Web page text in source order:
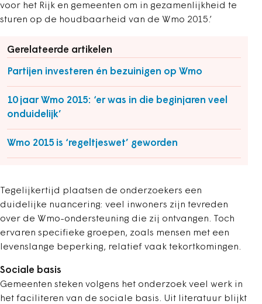
voor het Rijk en gemeenten om in gezamenlijkheid te
sturen op de houdbaarheid van de Wmo 2015.’
Gerelateerde artikelen
Partijen investeren én bezuinigen op Wmo
10 jaar Wmo 2015: ‘er was in die beginjaren veel
onduidelijk’
Wmo 2015 is ‘regeltjeswet’ geworden
Tegelijkertijd plaatsen de onderzoekers een
duidelijke nuancering: veel inwoners zijn tevreden
over de Wmo-ondersteuning die zij ontvangen. Toch
ervaren specifieke groepen, zoals mensen met een
levenslange beperking, relatief vaak tekortkomingen.
Sociale basis
Gemeenten steken volgens het onderzoek veel werk in
het faciliteren van de sociale basis. Uit literatuur blijkt